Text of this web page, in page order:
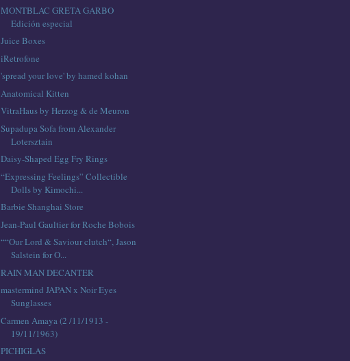
MONTBLAC GRETA GARBO
Edición especial
Juice Boxes
iRetrofone
'spread your love' by hamed kohan
Anatomical Kitten
VitraHaus by Herzog & de Meuron
Supadupa Sofa from Alexander
Lotersztain
Daisy-Shaped Egg Fry Rings
“Expressing Feelings” Collectible
Dolls by Kimochi...
Barbie Shanghai Store
Jean-Paul Gaultier for Roche Bobois
““Our Lord & Saviour clutch“, Jason
Salstein for O...
RAIN MAN DECANTER
mastermind JAPAN x Noir Eyes
Sunglasses
Carmen Amaya (2 /11/1913 -
19/11/1963)
PICHIGLAS